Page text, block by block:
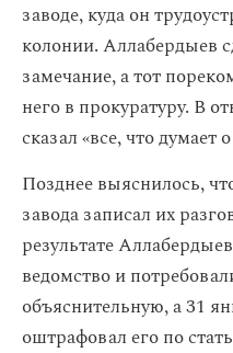
заводе, куда он
колонии. Аллабердыев
замечание, а тот
него в прокуратуру. В
сказал «все, что думает
Позднее выяснилось,
завода записал их
результате
ведомство и
объяснительную, а 31
оштрафовал его по